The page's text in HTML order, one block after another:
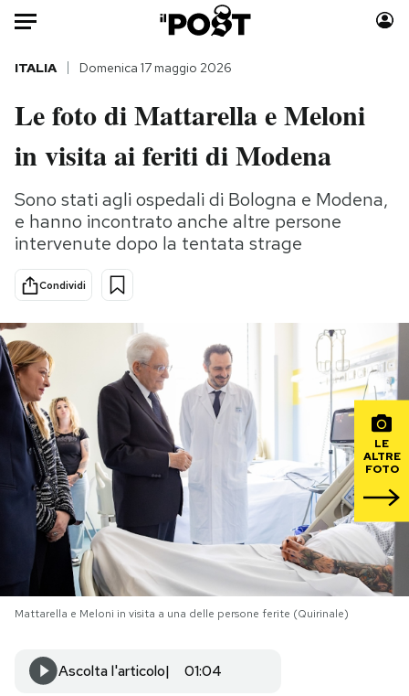
Auto
HOME
Italia
Politica
Tecnologia
Scienza
Moda
Consumismi
Storie/Idee
Ok Boomer!
Altrecose
Mondiali calcio 2026
PODCAST
NEWSLETTER
I MIEI PREFERITI
CALENDARIO
ITALIA Domenica 17 maggio 2026
Le foto di Mattarella e Meloni
in visita ai feriti di Modena
Sono stati agli ospedali di Bologna e Modena,
e hanno incontrato anche altre persone
intervenute dopo la tentata strage
Condividi
LE
ALTRE
FOTO
Mattarella e Meloni in visita a una delle persone ferite (Quirinale)
Ascolta l'articolo 01:04